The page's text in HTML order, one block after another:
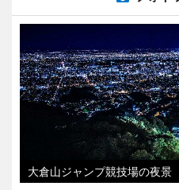
大倉山ジャンプ競技場の夜景